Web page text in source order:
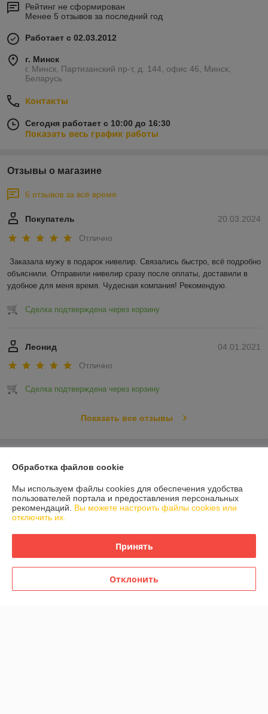
Рейтинг не сформирован
Менее 5 отзывов за последний год
Работает с 02.03.2012
г. Минск
г. Минск, Партизанский пр-т, д. 144, офис 46, Минск,
Беларусь
Контакты
Сегодня работает с 10:00 до 16:30
Показать весь график работы
Отзывы о магазине
6 отзывов за всё время
20.03.2024
Покупатель
Отлично
Заказала мужу в подарок нивелир. Связались быстро, всё подробно
объяснили. Отправили нивелир сразу после оплаты, доставили в
удобное для меня время. Чудесная компания! Рекомендую.
Сделка подтверждена через корзину
04.01.2021
Леонид
Отлично
Сделка подтверждена через корзину
Показать все отзывы
Контакты
Доставка и оплата
Полная версия сайта
Обработка файлов cookie
Мы используем файлы cookies для обеспечения удобства
пользователей портала и предоставления персональных
рекомендаций. Вы можете настроить файлы cookies или
отключить их.
Принять
Отклонить